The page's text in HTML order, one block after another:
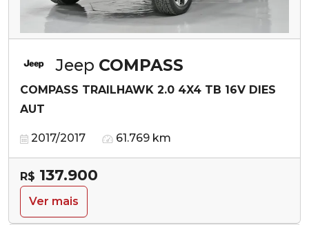
Jeep COMPASS
COMPASS TRAILHAWK 2.0 4X4 TB 16V DIES
AUT
2017/2017 61.769 km
R$ 137.900
Ver mais